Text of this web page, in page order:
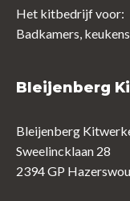
Het kitbedrijf voor:
Badkamers,
Bleijenberg
Bleijenberg
Sweelincklaan 28
2394 GP